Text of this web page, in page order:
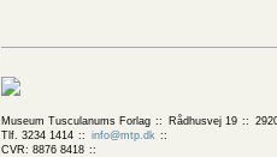
Museum Tusculanums Forlag Rådhusvej 19
Tlf. 3234 1414
info@mtp.dk
CVR: 8876 8418